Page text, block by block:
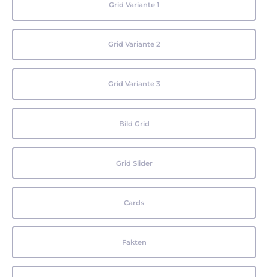
Grid Variante 1
Grid Variante 2
Grid Variante 3
Bild Grid
Grid Slider
Cards
Fakten